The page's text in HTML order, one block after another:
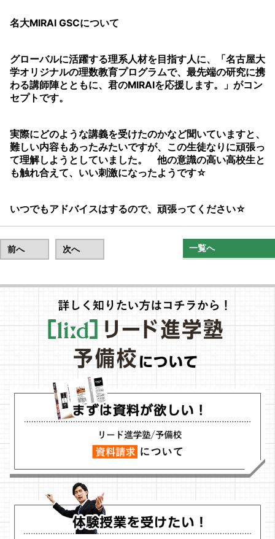
名大MIRAI GSCについて
グローバルに活躍する理系人材を目指す人に、「名古屋大
学オリジナルの理数教育プログラムで、最先端の研究に携
わる講師陣とともに、君のMIRAIを応援します。」がコン
セプトです。
実際にどのような講義を受けたのかなど聞いていますと、
難しい内容もあったみたいですが、この生徒なりに頑張っ
て理解しようとしていました。 他の意識の高い高校生と
も触れ合えて、いい刺激になったようです☆
いつでもアドバイスはするので、頑張ってください☆
前へ 次へ 一覧へ